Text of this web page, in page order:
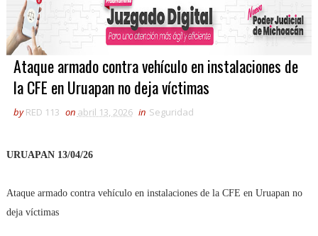
Ataque armado contra vehículo en instalaciones de
la CFE en Uruapan no deja víctimas
by RED 113 on abril 13, 2026 in Seguridad
URUAPAN 13/04/26
Ataque armado contra vehículo en instalaciones de la CFE en Uruapan no
deja víctimas